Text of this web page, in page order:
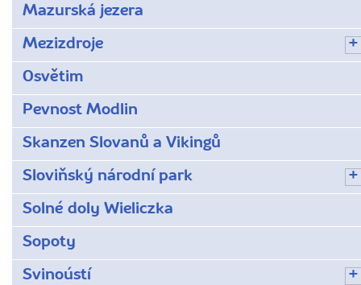
Mazurská jezera
Mezizdroje
Osvětim
Pevnost Modlin
Skanzen Slovanů a Vikingů
Sloviňský národní park
Solné doly Wieliczka
Sopoty
Svinoústí